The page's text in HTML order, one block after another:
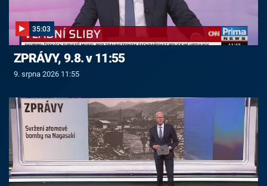
35:03
ZPRÁVY, 9.8. v 11:55
9. srpna 2026 11:55